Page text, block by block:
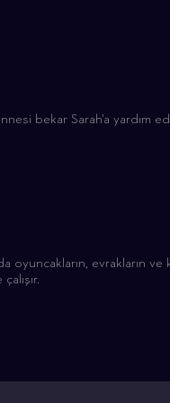
bekar Sarah'a yardım
oyuncakların, evrakların ve